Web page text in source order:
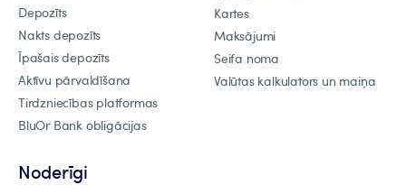
Depozīts
Nakts depozīts
Īpašais depozīts
Aktīvu pārvaldīšana
Tirdzniecības platformas
BluOr Bank obligācijas
Kartes
Maksājumi
Seifa noma
Valūtas kalkulators un maiņa
Noderīgi